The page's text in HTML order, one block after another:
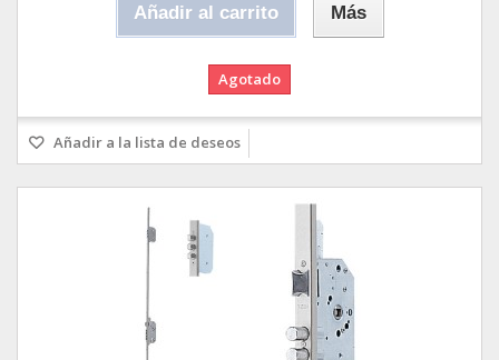
Añadir al carrito Más
Agotado
Añadir a la lista de deseos